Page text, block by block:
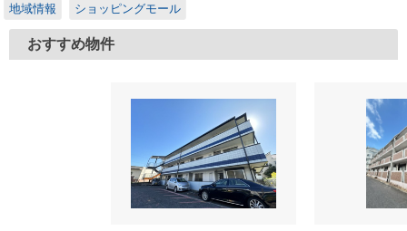
地域情報
ショッピングモール
おすすめ物件